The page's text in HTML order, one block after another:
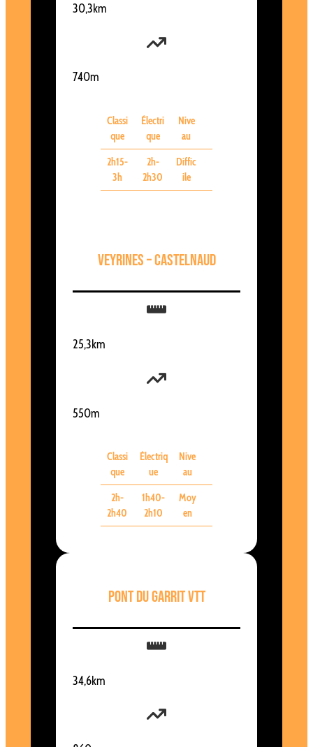
30,3km
740m
Classi
que
Électri
que
Nive
au
2h15-
3h
2h-
2h30
Diffic
ile
Veyrines – Castelnaud
25,3km
550m
Classi
que
Électriq
ue
Nive
au
2h-
2h40
1h40-
2h10
Moy
en
Pont du Garrit VTT
34,6km